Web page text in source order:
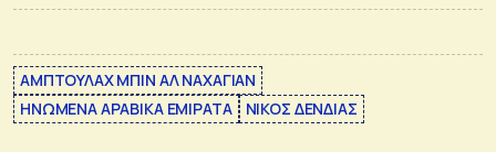
ΑΜΠΤΟΥΛΑΧ ΜΠΙΝ ΑΛ ΝΑΧΑΓΙΑΝ
ΗΝΩΜΕΝΑ ΑΡΑΒΙΚΑ ΕΜΙΡΑΤΑ
ΝΙΚΟΣ ΔΕΝΔΙΑΣ